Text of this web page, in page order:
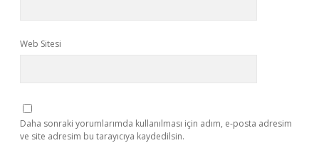
Web Sitesi
Daha sonraki yorumlarımda kullanılması için adım, e-posta adresim
ve site adresim bu tarayıcıya kaydedilsin.